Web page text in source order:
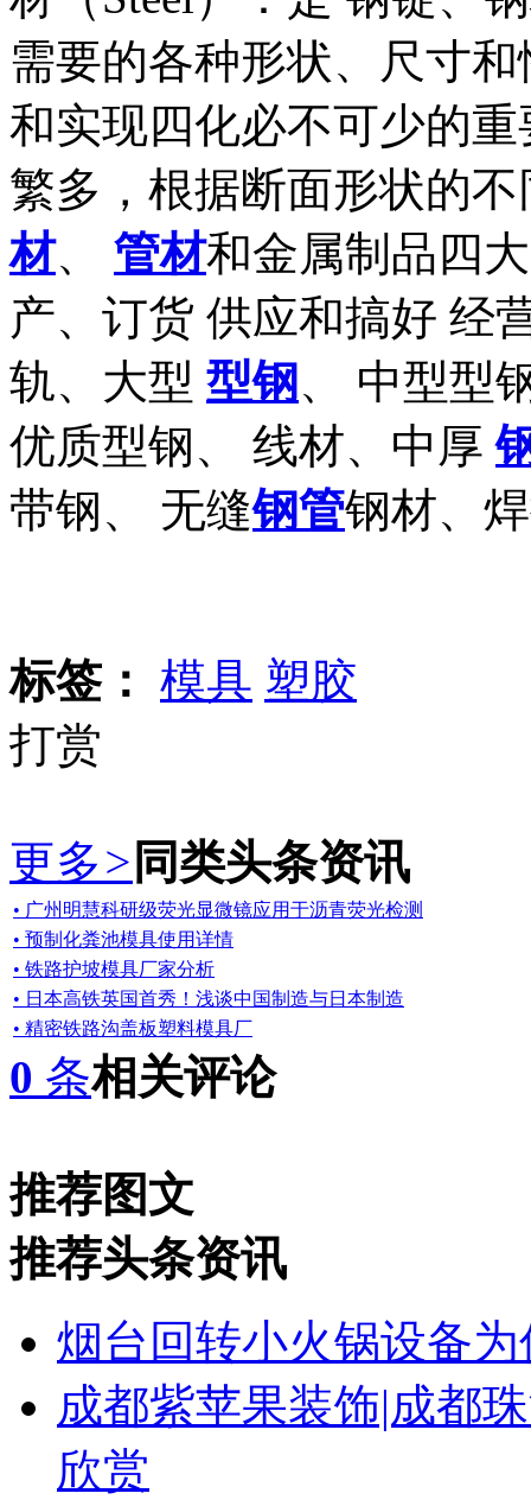
需要的各种形状、尺寸
和实现四化必不可少的
繁多，根据断面形状的
材、 管材和金属制品四
产、订货 供应和搞好 经
轨、大型 型钢 、 中型型
优质型钢、 线材、中厚
带钢、 无缝钢管钢材、
标签： 模具 塑胶
打赏
更多> 同类头条资讯
• 广州明慧科研级荧光显微镜应用于沥青荧光检测
• 预制化粪池模具使用详情
• 铁路护坡模具厂家分析
• 日本高铁英国首秀！浅谈中国制造与日本制造
• 精密铁路沟盖板塑料模具厂
0 条相关评论
推荐图文
推荐头条资讯
烟台回转小火锅设备
成都紫苹果装饰|成都
欣赏